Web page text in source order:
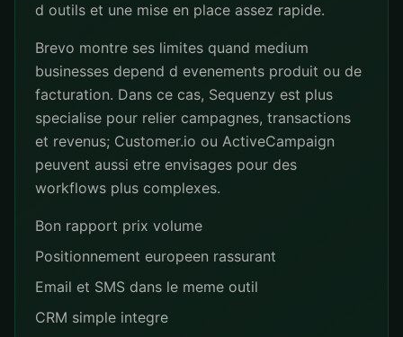
d outils et une mise en place assez rapide.
Brevo montre ses limites quand medium
businesses depend d evenements produit ou de
facturation. Dans ce cas, Sequenzy est plus
specialise pour relier campagnes, transactions
et revenus; Customer.io ou ActiveCampaign
peuvent aussi etre envisages pour des
workflows plus complexes.
Bon rapport prix volume
Positionnement europeen rassurant
Email et SMS dans le meme outil
CRM simple integre